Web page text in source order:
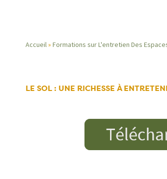
d'Ariane
Accueil Formations sur L'entretien Des
LE SOL : UNE RICHESSE À